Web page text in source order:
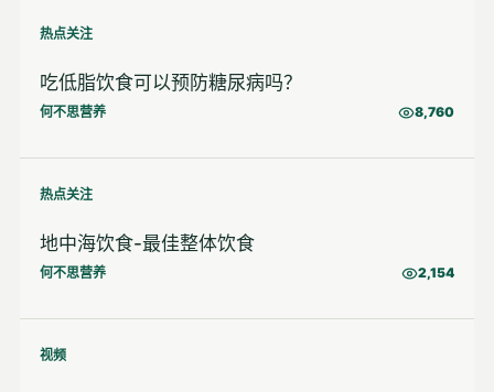
热点关注
吃低脂饮食可以预防糖尿病吗？
何不思营养 8,760
热点关注
地中海饮食-最佳整体饮食
何不思营养 2,154
视频